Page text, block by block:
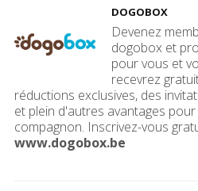
DOGOBOX
Devenez
dogobox et
pour vous et
recevrez
réductions exclusives, des
et plein d'autres avantages
compagnon. Inscrivez-vous
www.dogobox.be